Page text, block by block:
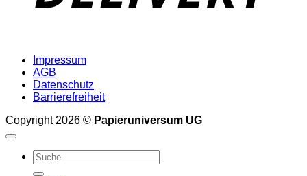
Impressum
AGB
Datenschutz
Barrierefreiheit
Copyright 2026 © Papieruniversum UG
Suche
nach: